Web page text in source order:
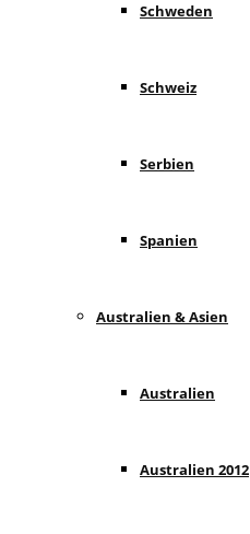
Schweden
Schweiz
Serbien
Spanien
Australien & Asien
Australien
Australien 2012